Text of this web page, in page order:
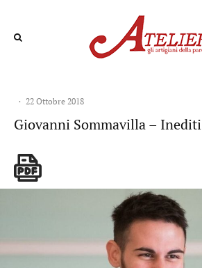
· 22 Ottobre 2018
Giovanni Sommavilla – Inediti